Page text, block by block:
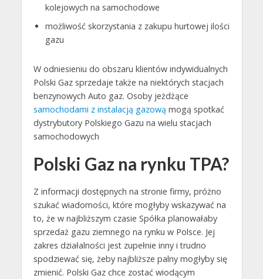
kolejowych na samochodowe
możliwość skorzystania z zakupu hurtowej ilości
gazu
W odniesieniu do obszaru klientów indywidualnych
Polski Gaz sprzedaje także na niektórych stacjach
benzynowych Auto gaz. Osoby jeżdżące
samochodami z instalacją gazową mogą spotkać
dystrybutory Polskiego Gazu na wielu stacjach
samochodowych
Polski Gaz na rynku TPA?
Z informacji dostępnych na stronie firmy, próżno
szukać wiadomości, które mogłyby wskazywać na
to, że w najbliższym czasie Spółka planowałaby
sprzedaż gazu ziemnego na rynku w Polsce. Jej
zakres działalności jest zupełnie inny i trudno
spodziewać się, żeby najbliższe palny mogłyby się
zmienić. Polski Gaz chce zostać wiodącym